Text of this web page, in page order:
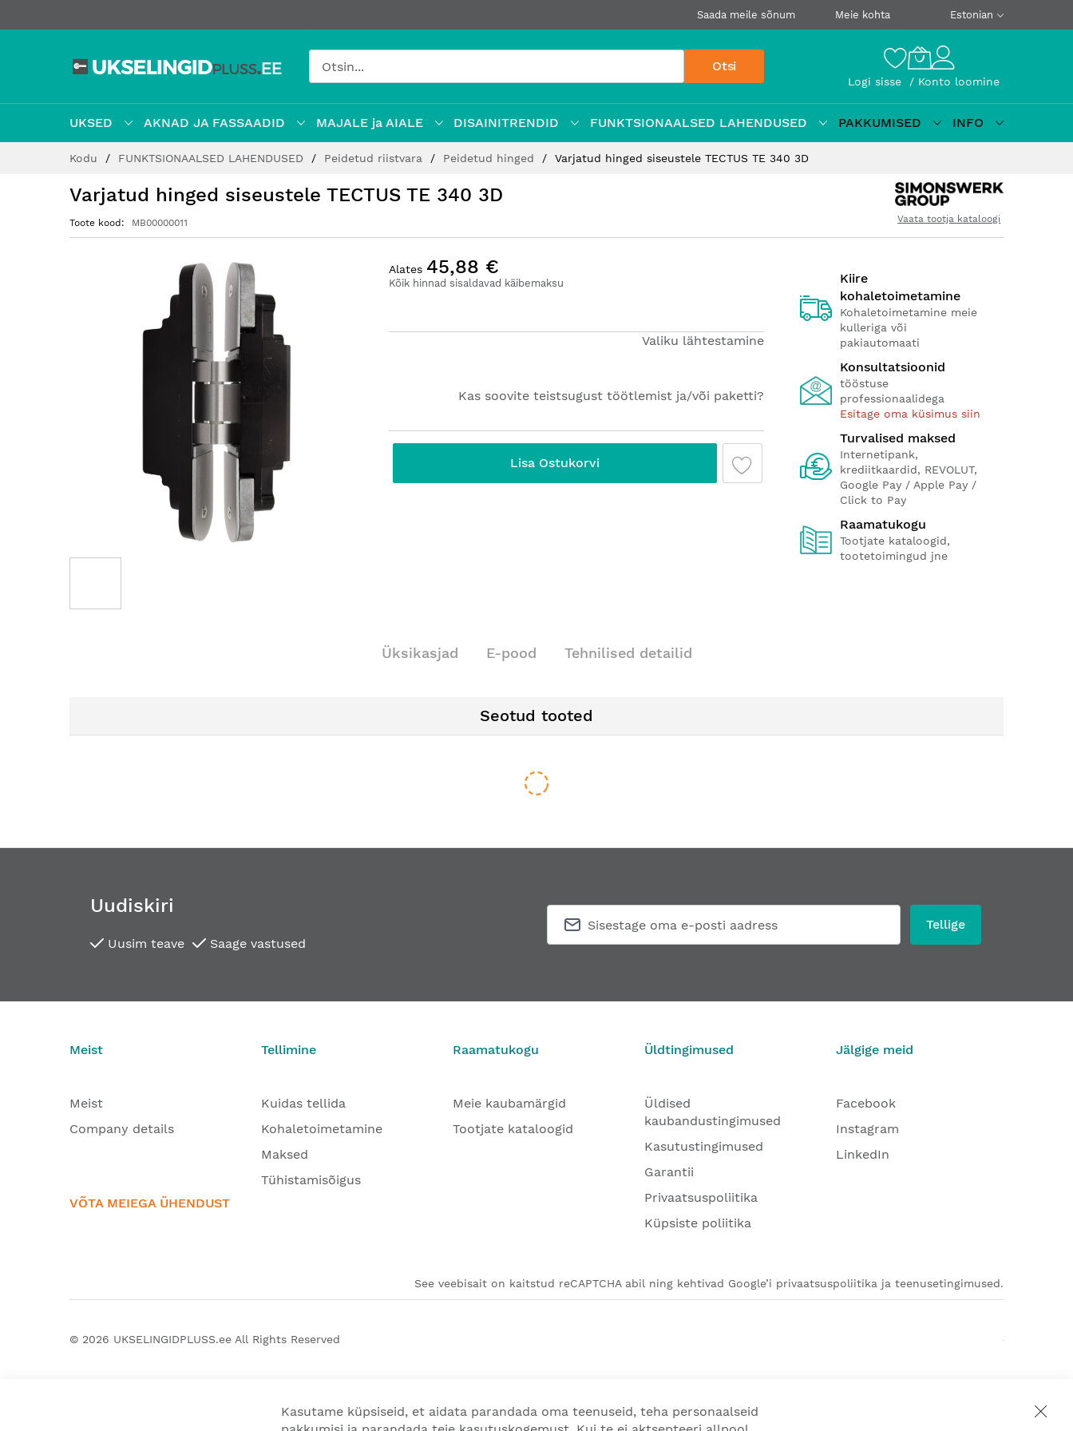
Saada meile sõnum Meie kohta Estonian
Otsi
Logi sisse Konto loomine
UKSED AKNAD JA FASSAADID MAJALE ja AIALE DISAINITRENDID FUNKTSIONAALSED LAHENDUSED PAKKUMISED
INFO
Kodu FUNKTSIONAALSED LAHENDUSED Peidetud riistvara Peidetud hinged Varjatud hinged siseustele TECTUS TE 340 3D
Varjatud hinged siseustele TECTUS TE 340 3D
Toote kood MB00000011 Vaata tootja kataloogi
Kõik hinnad sisaldavad käibemaksu
Alates 45,88 €
Valiku lähtestamine
Kas soovite teistsugust töötlemist ja/või paketti?
Lisa Ostukorvi
Kiire
kohaletoimetamine
Kohaletoimetamine meie
kulleriga või
pakiautomaati
Konsultatsioonid
tööstuse
professionaalidega
Esitage oma küsimus siin
Turvalised maksed
Internetipank,
krediitkaardid, REVOLUT,
Google Pay / Apple Pay /
Click to Pay
Raamatukogu
Tootjate kataloogid,
tootetoimingud jne
Üksikasjad E-pood Tehnilised detailid
Seotud tooted
Alates 462,52 € Alates 78,12 € Alates 24,55 €
Uudiskiri
Uusim teave Saage vastused
Tellige
Meist
Meist
Company details
VÕTA MEIEGA ÜHENDUST
Tellimine
Kuidas tellida
Kohaletoimetamine
Maksed
Tühistamisõigus
Raamatukogu
Meie kaubamärgid
Tootjate kataloogid
Üldtingimused
Üldised
kaubandustingimused
Kasutustingimused
Garantii
Privaatsuspoliitika
Küpsiste poliitika
Jälgige meid
Facebook
Instagram
LinkedIn
See veebisait on kaitstud reCAPTCHA abil ning kehtivad Google’i privaatsuspoliitika ja teenusetingimused.
© 2026 UKSELINGIDPLUSS.ee All Rights Reserved
Kasutame küpsiseid, et aidata parandada oma teenuseid, teha personaalseid